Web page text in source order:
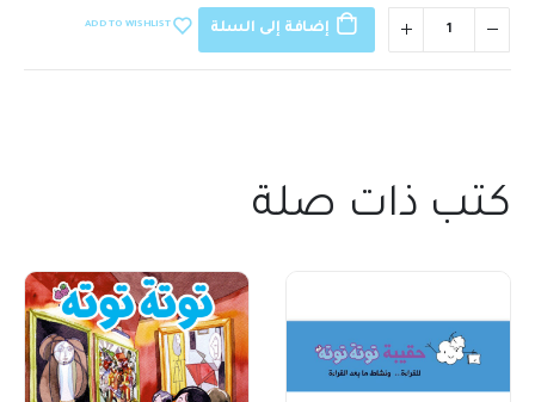
إضافة إلى السلة ADD TO WISHLIST
كتب ذات صلة